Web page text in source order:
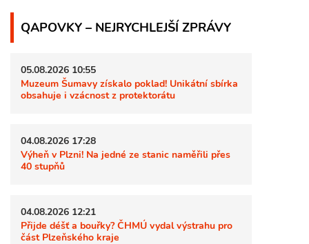
QAPOVKY – NEJRYCHLEJŠÍ ZPRÁVY
05.08.2026 10:55
Muzeum Šumavy získalo poklad! Unikátní sbírka
obsahuje i vzácnost z protektorátu
04.08.2026 17:28
Výheň v Plzni! Na jedné ze stanic naměřili přes
40 stupňů
04.08.2026 12:21
Přijde déšť a bouřky? ČHMÚ vydal výstrahu pro
část Plzeňského kraje